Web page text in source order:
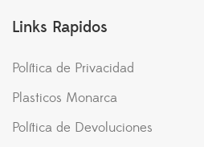
Links Rapidos
Política de Privacidad
Plasticos Monarca
Política de Devoluciones